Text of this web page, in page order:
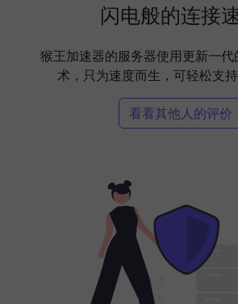
闪电般的连接
猴王加速器的服务器使用更新一代
术，只为速度而生，可轻松支持
看看其他人的评价